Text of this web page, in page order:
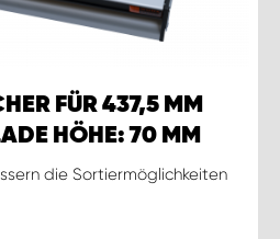
FÜR 437,5 MM
HÖHE: 70 MM
die Sortiermöglichkeiten